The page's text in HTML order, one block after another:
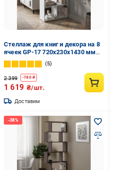
Стеллаж для книг и декора на 8
ячеек GP-17 720х230х1430 мм
Белый
5
2 399 -780₴
1 619 ₴/шт.
Доставим